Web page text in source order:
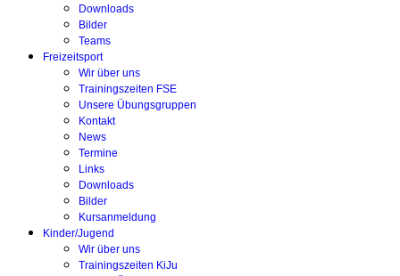
Downloads
Bilder
Teams
Freizeitsport
Wir über uns
Trainingszeiten FSE
Unsere Übungsgruppen
Kontakt
News
Termine
Links
Downloads
Bilder
Kursanmeldung
Kinder/Jugend
Wir über uns
Trainingszeiten KiJu